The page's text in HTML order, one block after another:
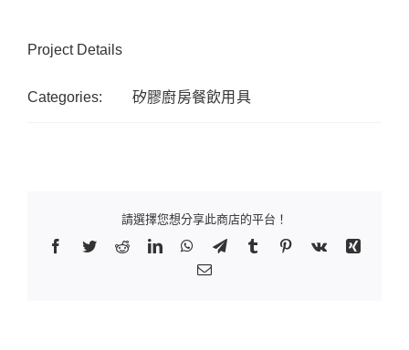
Project Details
Categories: 矽膠廚房餐飲用具
請選擇您想分享此商店的平台！
Facebook
TwitterRedditLinkedInWhatsApp
TelegramTumblr Pinterest
Vk
Xing
Email: